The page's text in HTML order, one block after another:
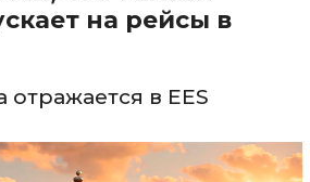
на рейсы в
в EES